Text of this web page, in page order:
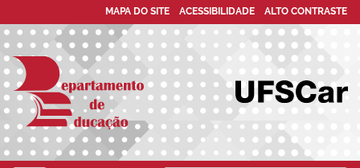
MAPA DO SITE ACESSIBILIDADE ALTO CONTRASTE